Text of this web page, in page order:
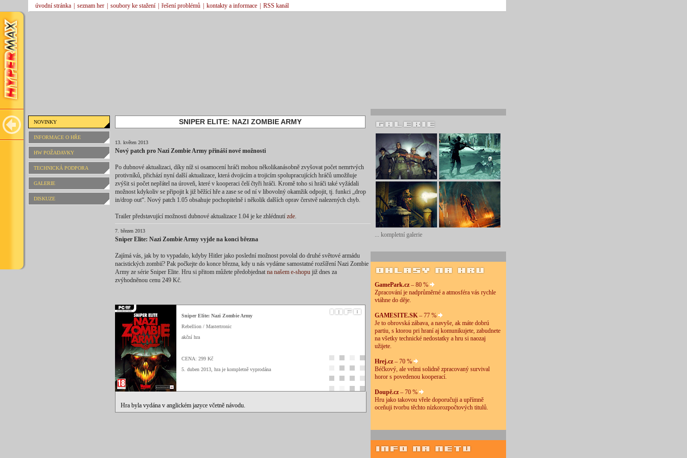
úvodní stránka seznam her soubory ke stažení řešení problémů kontakty a informace RSS kanál
NOVINKY
INFORMACE O HŘE
HW POŽADAVKY
TECHNICKÁ PODPORA
GALERIE
DISKUZE
SNIPER ELITE: NAZI ZOMBIE ARMY
13. květen 2013
Nový patch pro Nazi Zombie Army přináší nové možnosti
Po dubnové aktualizaci, díky níž si osamocení hráči mohou několikanásobně zvyšovat počet nemrtvých
protivníků, přichází nyní další aktualizace, která dvojicím a trojicím spolupracujících hráčů umožňuje
zvýšit si počet nepřátel na úroveň, které v kooperaci čelí čtyři hráči. Kromě toho si hráči také vyžádali
možnost kdykoliv se připojit k již běžící hře a zase se od ní v libovolný okamžik odpojit, tj. funkci „drop
in/drop out“. Nový patch 1.05 obsahuje pochopitelně i několik dalších oprav čerstvě nalezených chyb.
Trailer představující možnosti dubnové aktualizace 1.04 je ke zhlédnutí zde.
7. březen 2013
Sniper Elite: Nazi Zombie Army vyjde na konci března
Zajímá vás, jak by to vypadalo, kdyby Hitler jako poslední možnost povolal do druhé světové armádu
nacistických zombií? Pak počkejte do konce března, kdy u nás vydáme samostatné rozšíření Nazi Zombie
Army ze série Sniper Elite. Hru si přitom můžete předobjednat na našem e-shopu již dnes za
zvýhodněnou cenu 249 Kč.
Sniper Elite: Nazi Zombie Army
Rebellion / Mastertronic
akční hra
CENA: 299 Kč
5. duben 2013, hra je kompletně vyprodána
Hra byla vydána v anglickém jazyce včetně návodu.
... kompletní galerie
GamePark.cz – 80 %
Zpracování je nadprůměrné a atmosféra vás rychle
vtáhne do děje.
GAMESITE.SK – 77 %
Je to obrovská zábava, a navyše, ak máte dobrú
partiu, s ktorou pri hraní aj komunikujete, zabudnete
na všetky technické nedostatky a hru si naozaj
užijete.
Hrej.cz – 70 %
Béčkový, ale velmi solidně zpracovaný survival
horor s povedenou kooperací.
Doupě.cz – 70 %
Hru jako takovou vřele doporučuji a upřímně
oceňuji tvorbu těchto nízkorozpočtových titulů.